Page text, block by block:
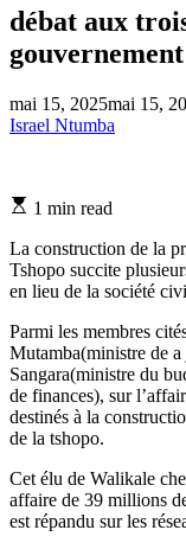
débat aux
mai 15, 2025mai 15,
Israel Ntumba
Estimated
time
1 min read
La construction de la
Tshopo succite
en lieu de la société
Parmi les membres
Mutamba(ministre de
Sangara(ministre du
de finances), sur
destinés à la
de la tshopo.
Cet élu de Walikale
affaire de 39 millions
est répandu sur les